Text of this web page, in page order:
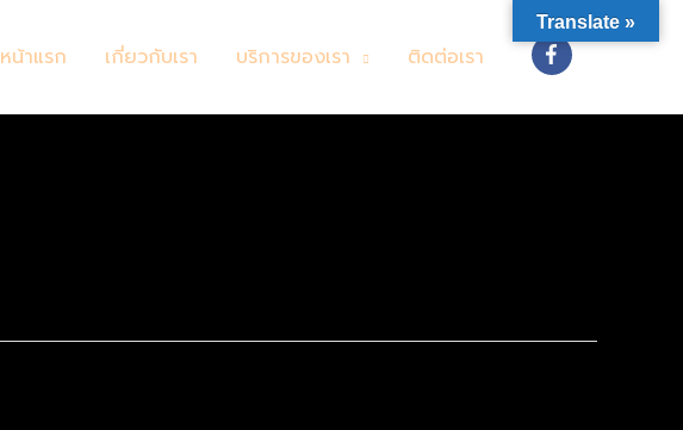
หน้าแรก เกี่ยวกับเรา บริการของเรา ติดต่อเรา
Translate »